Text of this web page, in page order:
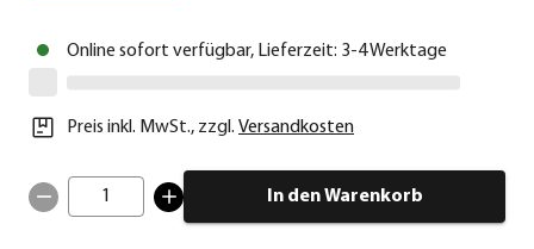
Online sofort verfügbar, Lieferzeit: 3-4 Werktage
Preis inkl. MwSt., zzgl. Versandkosten
1 In den Warenkorb